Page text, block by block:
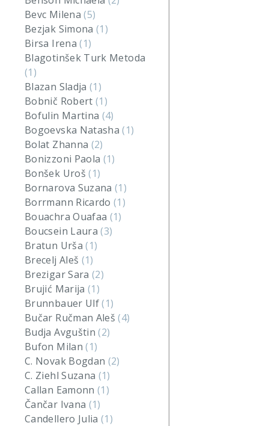
Bevc Milena(5)
Bezjak Simona(1)
Birsa Irena(1)
Blagotinšek Turk Metoda
(1)
Blazan Sladja(1)
Bobnič Robert(1)
Bofulin Martina (4)
Bogoevska Natasha(1)
Bolat Zhanna (2)
Bonizzoni Paola (1)
Bonšek Uroš(1)
Bornarova Suzana(1)
Borrmann Ricardo(1)
Bouachra Ouafaa (1)
Boucsein Laura(3)
Bratun Urša(1)
Brecelj Aleš (1)
Brezigar Sara(2)
Brujić Marija(1)
Brunnbauer Ulf(1)
Bučar Ručman Aleš(4)
Budja Avguštin(2)
Bufon Milan(1)
C. Novak Bogdan (2)
C. Ziehl Suzana (1)
Callan Eamonn(1)
Čančar Ivana (1)
Candellero Julia(1)